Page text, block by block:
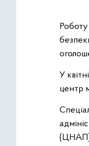
У
центр
(ЦНАП),